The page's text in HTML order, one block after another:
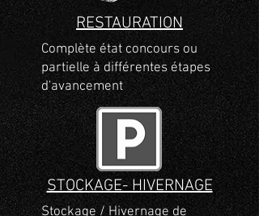
RESTAURATION
Complète état concours ou
partielle à différentes étapes
d'avancement
STOCKAGE- HIVERNAGE
Stockage / Hivernage de